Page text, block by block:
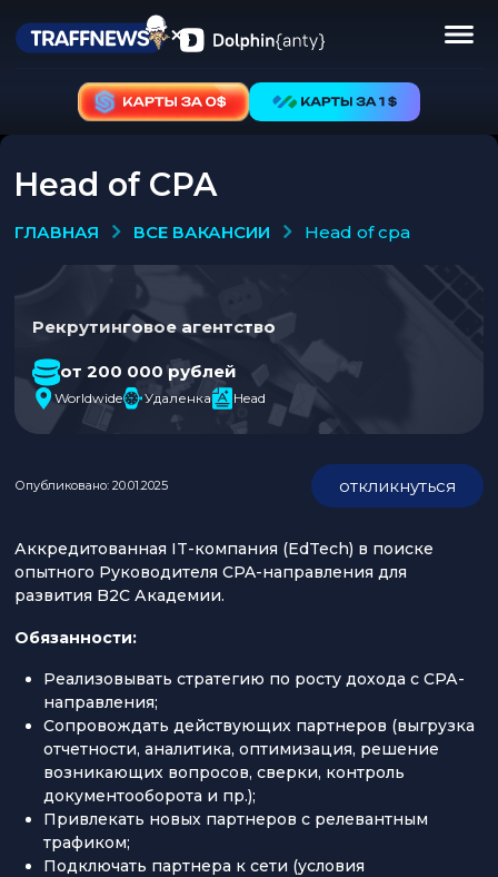
Head of CPA
ГЛАВНАЯ ВСЕ ВАКАНСИИ head of cpa
Рекрутинговое агентство
от 200 000 рублей
Worldwide Удаленка Head
Опубликовано: 20.01.2025 откликнуться
Аккредитованная IT-компания (EdTech) в поиске
опытного Руководителя CPA-направления для
развития B2C Академии.
Обязанности:
Реализовывать стратегию по росту дохода с СРА-
направления;
Сопровождать действующих партнеров (выгрузка
отчетности, аналитика, оптимизация, решение
возникающих вопросов, сверки, контроль
документооборота и пр.);
Привлекать новых партнеров с релевантным
трафиком;
Подключать партнера к сети (условия